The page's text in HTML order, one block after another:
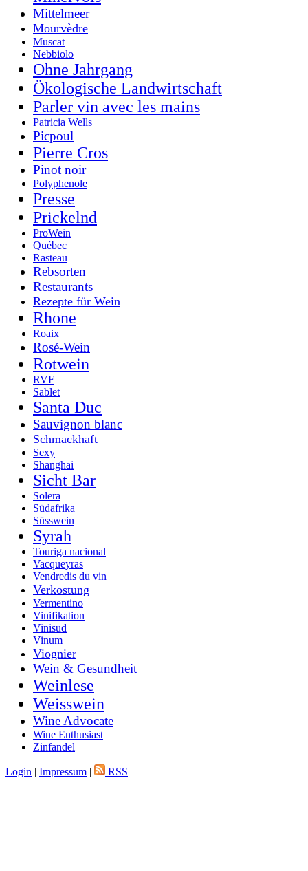
Mittelmeer
Mourvèdre
Muscat
Nebbiolo
Ohne Jahrgang
Ökologische Landwirtschaft
Parler vin avec les mains
Patricia Wells
Picpoul
Pierre Cros
Pinot noir
Polyphenole
Presse
Prickelnd
ProWein
Québec
Rasteau
Rebsorten
Restaurants
Rezepte für Wein
Rhone
Roaix
Rosé-Wein
Rotwein
RVF
Sablet
Santa Duc
Sauvignon blanc
Schmackhaft
Sexy
Shanghai
Sicht Bar
Solera
Südafrika
Süsswein
Syrah
Touriga nacional
Vacqueyras
Vendredis du vin
Verkostung
Vermentino
Vinifikation
Vinisud
Vinum
Viognier
Wein & Gesundheit
Weinlese
Weisswein
Wine Advocate
Wine Enthusiast
Zinfandel
Login | Impressum | RSS